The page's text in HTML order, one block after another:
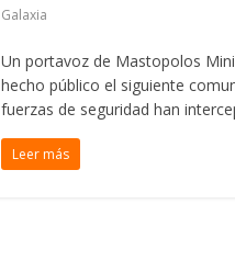
Galaxia
Un portavoz de Mastopolos
hecho público el siguiente
fuerzas de seguridad han
Leer más